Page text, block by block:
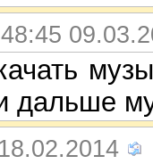
дальше